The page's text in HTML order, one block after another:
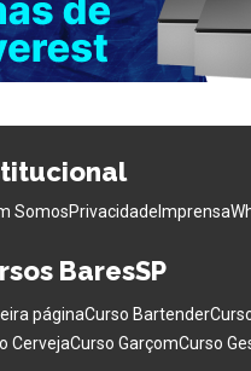
SomosPrivacidadeImprensa
BaresSP
páginaCurso Bartender
CervejaCurso GarçomCurso